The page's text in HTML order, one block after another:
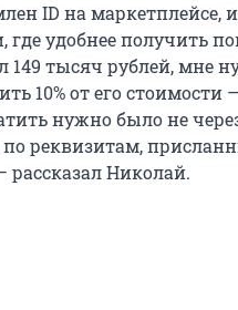
ID на маркетплейсе,
удобнее получить
149 тысяч рублей, мне
10% от его стоимости
нужно было не
по реквизитам,
рассказал Николай.